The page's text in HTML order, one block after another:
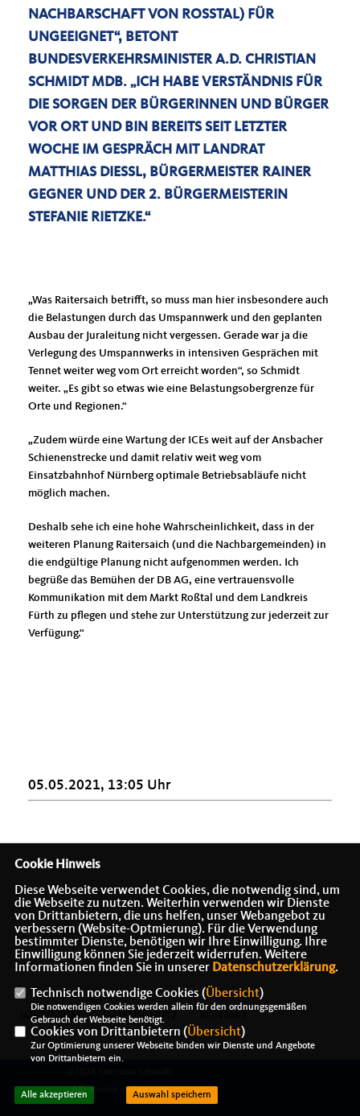
CHBARSCHAFT VON ROSSTAL) FÜR UNG
EEIGNET“, BETONT BUN
DESVERKEHRSMINISTER A.D. CHRISTIAN SCH
MIDT MDB. „ICH HABE VERSTÄNDNIS FÜR DIE
SORGEN DER BÜRGERINNEN UND BÜRGER VOR
ORT UND BIN BEREITS SEIT LETZTER WOC
HE IM GESPRÄCH MIT LANDRAT MAT
THIAS DIESSL, BÜRGERMEISTER RAINER GEGN
ER UND DER 2. BÜRGERMEISTERIN STEF
ANIE RIETZKE.“
Was Raitersaich betrifft, so muss man hier insbesondere auch
die Belastungen durch das Umspannwerk und den geplanten
Ausbau der Juraleitung nicht vergessen. Gerade war ja die
Verlegung des Umspannwerks in intensiven Gesprächen mit
Tennet weiter weg vom Ort erreicht worden“, so Schmidt
weiter. „Es gibt so etwas wie eine Belastungsobergrenze für
Orte und Regionen.“
Zudem würde eine Wartung der ICEs weit auf der Ansbacher
Schienenstrecke und damit relativ weit weg vom
Einsatzbahnhof Nürnberg optimale Betriebsabläufe nicht
möglich machen.
Deshalb sehe ich eine hohe Wahrscheinlichkeit, dass in der
weiteren Planung Raitersaich (und die Nachbargemeinden) in
die endgültige Planung nicht aufgenommen werden. Ich
begrüße das Bemühen der DB AG, eine vertrauensvolle
Kommunikation mit dem Markt Roßtal und dem Landkreis
Fürth zu pflegen und stehe zur Unterstützung zur jederzeit zur
Verfügung.“
05.05.2021, 13:05 Uhr
Bundesminister a.D.
IMPRESSUM DATENSCHUTZ
Alle Rechte vorbehalten.
Cookie Hinweis
Diese Webseite verwendet Cookies, die notwendig sind, um
die Webseite zu nutzen. Weiterhin verwenden wir Dienste
von Drittanbietern, die uns helfen, unser Webangebot zu
verbessern (Website-Optmierung). Für die Verwendung
bestimmter Dienste, benötigen wir Ihre Einwilligung. Ihre
Einwilligung können Sie jederzeit widerrufen. Weitere
Informationen finden Sie in unserer Datenschutzerklärung.
Technisch notwendige Cookies (Übersicht)
Die notwendigen Cookies werden allein für den ordnungsgemäßen
Gebrauch der Webseite benötigt.
Cookies von Drittanbietern (Übersicht)
Zur Optimierung unserer Webseite binden wir Dienste und Angebote
von Drittanbietern ein.
Alle akzeptieren Auswahl speichern